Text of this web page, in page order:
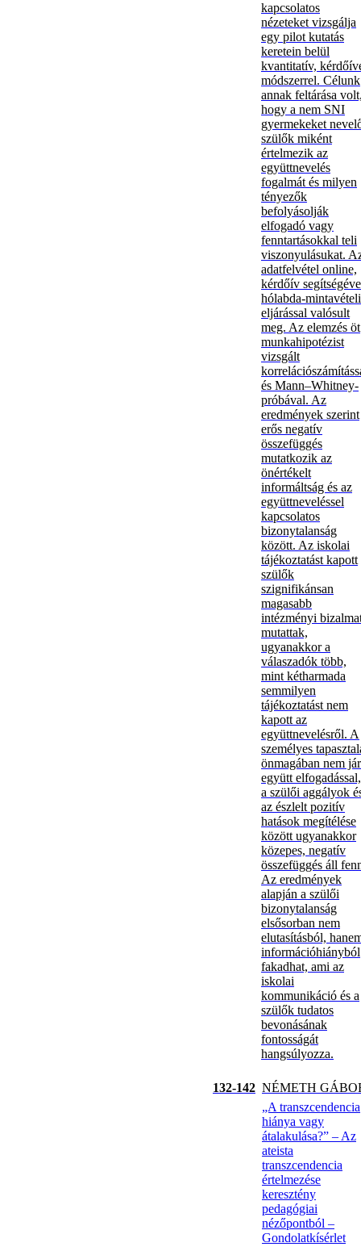
kapcsolatos
nézeteket vizsgálja
egy pilot kutatás
keretein belül
kvantitatív,
módszerrel. Célunk
annak feltárása
hogy a nem SNI
gyermekeket
szülők miként
értelmezik az
együttnevelés
fogalmát és milyen
tényezők
befolyásolják
elfogadó vagy
fenntartásokkal teli
viszonyulásukat.
adatfelvétel online,
kérdőív
hólabda-mintavételi
eljárással valósult
meg. Az elemzés öt
munkahipotézist
vizsgált
és Mann–Whitney-
próbával. Az
eredmények szerint
erős negatív
összefüggés
mutatkozik az
önértékelt
informáltság és az
együttneveléssel
kapcsolatos
bizonytalanság
között. Az iskolai
tájékoztatást kapott
szülők
szignifikánsan
magasabb
intézményi
mutattak,
ugyanakkor a
válaszadók több,
mint kétharmada
semmilyen
tájékoztatást nem
kapott az
együttnevelésről. A
személyes
önmagában nem jár
együtt elfogadással,
a szülői aggályok
az észlelt pozitív
hatások megítélése
között ugyanakkor
közepes, negatív
összefüggés áll
Az eredmények
alapján a szülői
bizonytalanság
elsősorban nem
elutasításból,
információhiányból
fakadhat, ami az
iskolai
kommunikáció és a
szülők tudatos
bevonásának
fontosságát
hangsúlyozza.
132-142 NÉMETH
„A transzcendencia
hiánya vagy
átalakulása?” – Az
ateista
transzcendencia
értelmezése
keresztény
pedagógiai
nézőpontból –
Gondolatkísérlet